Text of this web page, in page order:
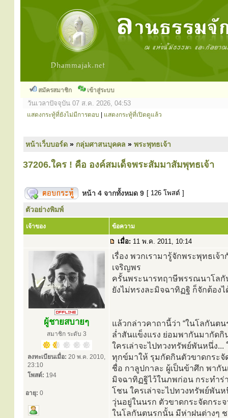
สมัครสมาชิก เข้าสู่ระบบ
วันเวลาปัจจุบัน 07 ส.ค. 2026, 04:53
แสดงกระทู้ที่ยังไม่มีการตอบ แสดงกระทู้ที่เปิดดูแล้ว
หน้าเว็บบอร์ด » กลุ่มศาสนบุคคล » พระพุทธเจ้า
37206.ใคร ! คือ องค์สมเด็จพระสัมมาสัมพุทธเจ้า
หน้า 4 จากทั้งหมด 9 [ 126 โพสต์ ]
ตัวอย่างพิมพ์
เจ้าของ ข้อความ
เมื่อ: 11 พ.ค. 2011, 10:14
ผู้ชายสบายๆ
สมาชิก ระดับ 3
ลงทะเบียนเมื่อ: 20 พ.ค. 2010,
23:10
โพสต์: 194
อายุ: 0
เรื่อง พวกเรามารู้จักพระพุทธเ
เจริญพร
ครั้นพระนารทฤาษีพรรณนาโลกั
ยังไม่ทรงละมิจฉาทิฏฐิ ก็จักต้อง
แล้วกล่าวคาถานี้ว่า “ในโลกันต
ล่ำสันแข็งแรง ย่อมพากันมากัดกิ
ใครเล่าจะไปทวงทรัพย์พันหนึ่ง
ทุกข์มาให้ รุมกัดกินตัวขาดกระจั
ชื่อ กาลูปกาละ ผู้เป็นข้าศึก พากั
มิจฉาทิฏฐิไว้ในภพก่อน กระทำร่
โชน ใครเล่าจะไปทวงทรัพย์พัน
วุ่นอยู่ในนรก ตัวขาดกระจัดกระ
ในโลกันตนรกนั้น มีห่าฝนต่างๆ